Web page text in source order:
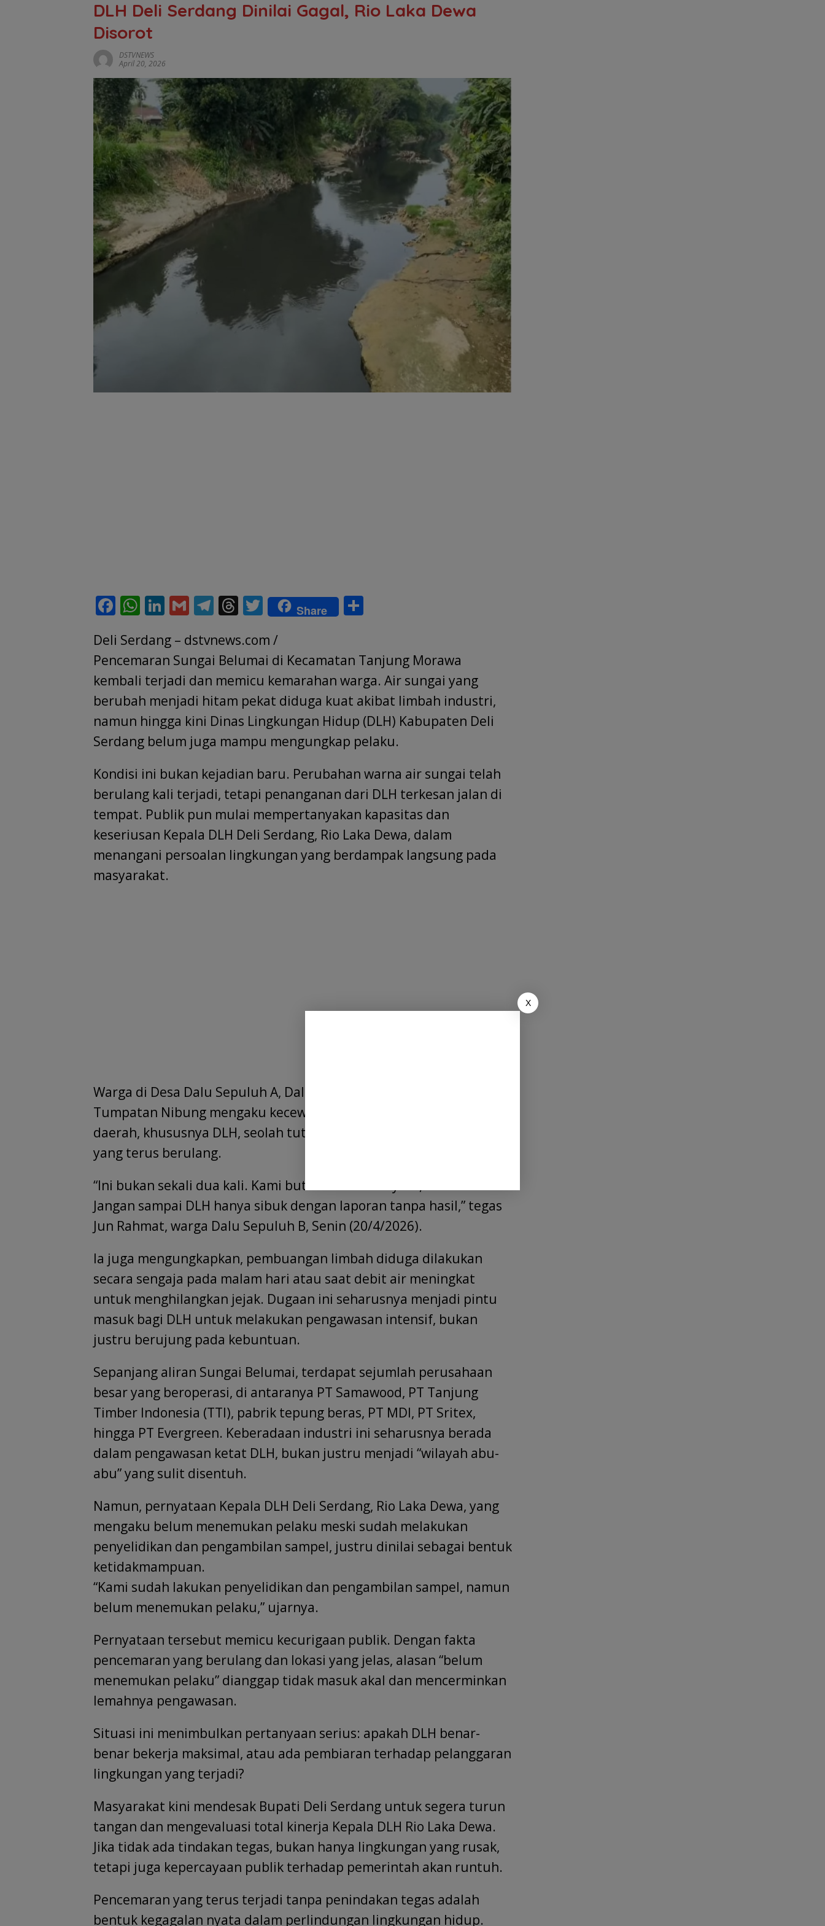
DLH Deli Serdang Dinilai Gagal, Rio Laka Dewa
Disorot
DSTVNEWS
April 20, 2026
F
e
b
o
o
k
W
at
s
A
p
p
Li
k
e
dI
n
G
ai
l
T
e
gr
a
m
T
re
a
d
s
T
w
itt
er
Share
e
Deli Serdang – dstvnews.com /
Pencemaran Sungai Belumai di Kecamatan Tanjung Morawa
kembali terjadi dan memicu kemarahan warga. Air sungai yang
berubah menjadi hitam pekat diduga kuat akibat limbah industri,
namun hingga kini Dinas Lingkungan Hidup (DLH) Kabupaten Deli
Serdang belum juga mampu mengungkap pelaku.
Kondisi ini bukan kejadian baru. Perubahan warna air sungai telah
berulang kali terjadi, tetapi penanganan dari DLH terkesan jalan di
tempat. Publik pun mulai mempertanyakan kapasitas dan
keseriusan Kepala DLH Deli Serdang, Rio Laka Dewa, dalam
menangani persoalan lingkungan yang berdampak langsung pada
masyarakat.
Warga di Desa Dalu Sepuluh A, Dalu Sepuluh B hingga Desa
Tumpatan Nibung mengaku kecewa. Mereka menilai pemerintah
daerah, khususnya DLH, seolah tutup mata terhadap pencemaran
yang terus berulang.
“Ini bukan sekali dua kali. Kami butuh tindakan nyata, bukan alasan.
Jangan sampai DLH hanya sibuk dengan laporan tanpa hasil,” tegas
Jun Rahmat, warga Dalu Sepuluh B, Senin (20/4/2026).
Ia juga mengungkapkan, pembuangan limbah diduga dilakukan
secara sengaja pada malam hari atau saat debit air meningkat
untuk menghilangkan jejak. Dugaan ini seharusnya menjadi pintu
masuk bagi DLH untuk melakukan pengawasan intensif, bukan
justru berujung pada kebuntuan.
Sepanjang aliran Sungai Belumai, terdapat sejumlah perusahaan
besar yang beroperasi, di antaranya PT Samawood, PT Tanjung
Timber Indonesia (TTI), pabrik tepung beras, PT MDI, PT Sritex,
hingga PT Evergreen. Keberadaan industri ini seharusnya berada
dalam pengawasan ketat DLH, bukan justru menjadi “wilayah abu-
abu” yang sulit disentuh.
Namun, pernyataan Kepala DLH Deli Serdang, Rio Laka Dewa, yang
mengaku belum menemukan pelaku meski sudah melakukan
penyelidikan dan pengambilan sampel, justru dinilai sebagai bentuk
ketidakmampuan.
“Kami sudah lakukan penyelidikan dan pengambilan sampel, namun
belum menemukan pelaku,” ujarnya.
Pernyataan tersebut memicu kecurigaan publik. Dengan fakta
pencemaran yang berulang dan lokasi yang jelas, alasan “belum
menemukan pelaku” dianggap tidak masuk akal dan mencerminkan
lemahnya pengawasan.
Situasi ini menimbulkan pertanyaan serius: apakah DLH benar-
benar bekerja maksimal, atau ada pembiaran terhadap pelanggaran
lingkungan yang terjadi?
Masyarakat kini mendesak Bupati Deli Serdang untuk segera turun
tangan dan mengevaluasi total kinerja Kepala DLH Rio Laka Dewa.
Jika tidak ada tindakan tegas, bukan hanya lingkungan yang rusak,
tetapi juga kepercayaan publik terhadap pemerintah akan runtuh.
Pencemaran yang terus terjadi tanpa penindakan tegas adalah
bentuk kegagalan nyata dalam perlindungan lingkungan hidup.
X